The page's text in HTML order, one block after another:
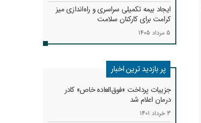
ایجاد بیمه تکمیلی سراسری و راه‌اندازی میز
کرامت برای کارکنان سلامت
5 مرداد 1405
پر بازدید ترین اخبار
جزییات پرداخت «فوق‌العاده خاص» کادر
درمان اعلام شد
3 خرداد 1401